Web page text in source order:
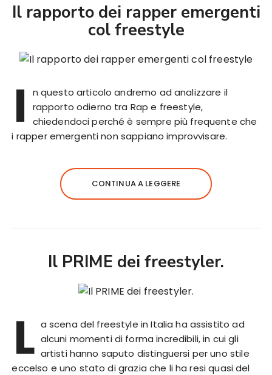
Il rapporto dei rapper emergenti
col freestyle
I
n questo articolo andremo ad analizzare il
rapporto odierno tra Rap e freestyle,
chiedendoci perché è sempre più frequente che
i rapper emergenti non sappiano improvvisare.
CONTINUA A LEGGERE
Il PRIME dei freestyler.
L a scena del freestyle in Italia ha assistito ad
alcuni momenti di forma incredibili, in cui gli
artisti hanno saputo distinguersi per uno stile
eccelso e uno stato di grazia che li ha resi quasi del